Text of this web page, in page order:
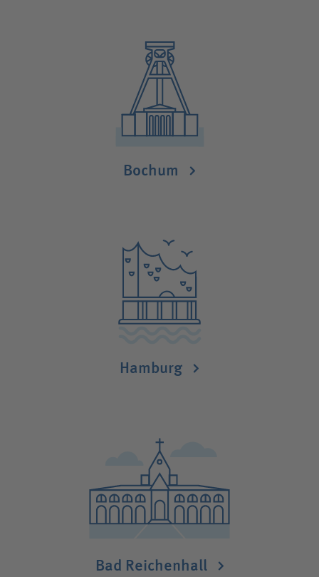
Bochum
Hamburg
Bad Reichenhall